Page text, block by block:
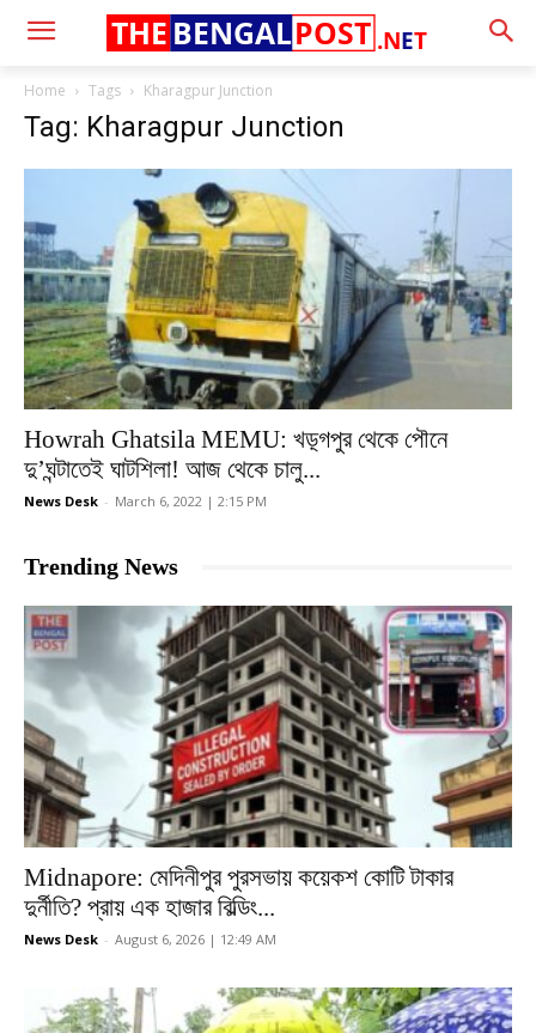
.NET
THE BENGALPOST
Home Tags Kharagpur Junction
Tag: Kharagpur Junction
Howrah Ghatsila MEMU: খড়্গপুর থেকে পৌনে
দু’ঘন্টাতেই ঘাটশিলা! আজ থেকে চালু...
News Desk - March 6, 2022 | 2:15 PM
Trending News
Midnapore: মেদিনীপুর পুরসভায় কয়েকশ কোটি টাকার
দুর্নীতি? প্রায় এক হাজার বিল্ডিং...
News Desk - August 6, 2026 | 12:49 AM